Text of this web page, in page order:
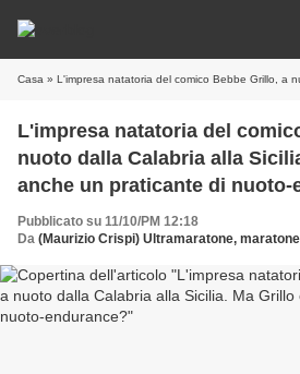
Casa » L'impresa natatoria del comico Bebbe Grillo, a nuoto dalla Calabria alla
L'impresa natatoria del
nuoto dalla Calabria alla
anche un praticante di nuoto-
Pubblicato su 11/10/PM 12:18
Da (Maurizio Crispi) Ultramaratone,